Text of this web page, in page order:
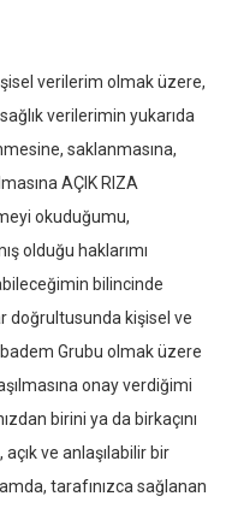
verilerim olmak üzere,
verilerimin yukarıda
saklanmasına,
AÇIK RIZA
okuduğumu,
olduğu haklarımı
bilincinde
doğrultusunda kişisel ve
Grubu olmak üzere
onay verdiğimi
birini ya da birkaçını
ve anlaşılabilir bir
tarafınızca sağlanan